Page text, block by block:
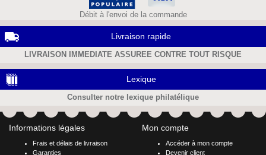
Débit à l'envoi de la commande
Livraison rapide
LIVRAISON IMMEDIATE ASSUREE CONTRE TOUT RISQUE
Lexique
Consulter notre lexique philatélique
Informations légales
Frais et délais de livraison
Garanties
Mon compte
Accéder à mon compte
Devenir client